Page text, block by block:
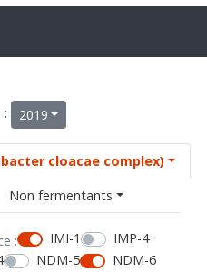
: 2019
cloacae complex)
Non fermentants
: IMI-1
IMP-4
NDM-5
NDM-6